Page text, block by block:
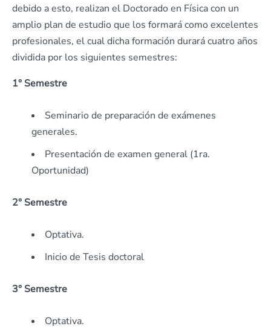
debido a esto, realizan el Doctorado en Física con un
amplio plan de estudio que los formará como excelentes
profesionales, el cual dicha formación durará cuatro años
dividida por los siguientes semestres:
1° Semestre
Seminario de preparación de exámenes
generales.
Presentación de examen general (1ra.
Oportunidad)
2° Semestre
Optativa.
Inicio de Tesis doctoral
3° Semestre
Optativa.